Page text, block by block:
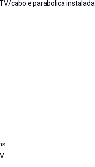
cabo e parabolica instalada